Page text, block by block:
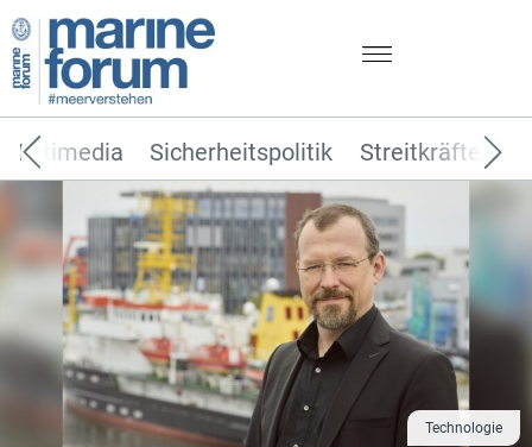
Sicherheitspolitik Streitkräfte
Multimedia
Technologie